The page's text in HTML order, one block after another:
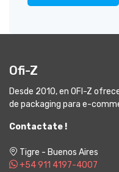
Ofi-Z
Desde 2010, en OFI-Z
de packaging para e-
Contactate !
Tigre - Buenos Aires
+54 911 4197-4007